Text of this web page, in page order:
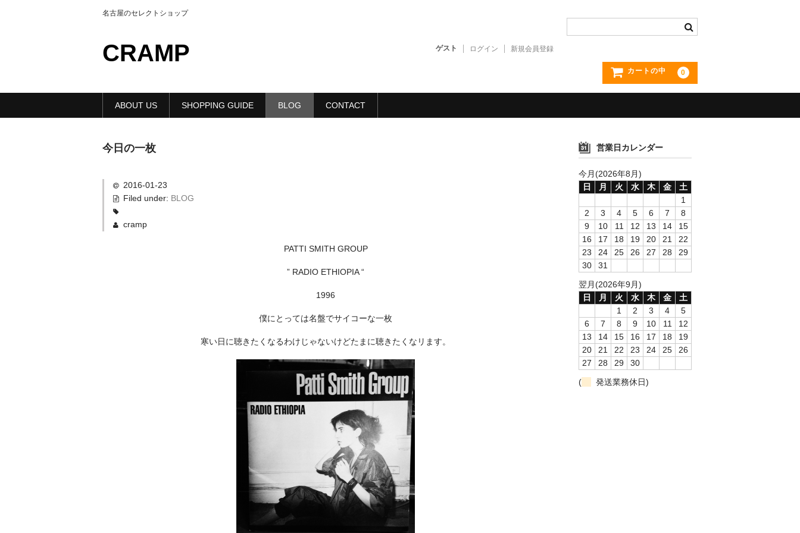
名古屋のセレクトショップ
CRAMP ゲスト ログイン 新規会員登録
カートの中 0
ABOUT US SHOPPING GUIDE BLOG CONTACT
今日の一枚
2016-01-23
Filed under: BLOG
cramp
PATTI SMITH GROUP
” RADIO ETHIOPIA “
1996
僕にとっては名盤でサイコーな一枚
寒い日に聴きたくなるわけじゃないけどたまに聴きたくなリます。
営業日カレンダー
今月(2026年8月)
日
月 火 水 木 金
土
1
2
3 4 5 6 7
8
9
10 11 12 13 14
15
16
17 18 19 20 21
22
23
24 25 26 27 28
29
30
31
翌月(2026年9月)
日
月 火 水 木 金
土
1
2 3 4
5
6
7 8 9 10 11
12
13
14 15 16 17 18
19
20
21 22 23 24 25
26
27
28 29
30
(
発送業務休日)